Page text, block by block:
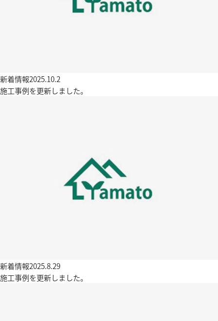
新着情報2025.10.2
施工事例を更新しました。
新着情報2025.8.29
施工事例を更新しました。